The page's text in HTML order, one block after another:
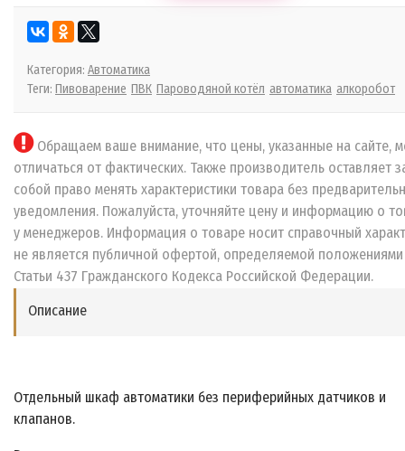
Категория: Автоматика
Теги: Пивоварение ПВК Пароводяной котёл автоматика алкоробот
Обращаем ваше внимание, что цены, указанные на сайте,
отличаться от фактических. Также производитель оставляет
собой право менять характеристики товара без
уведомления. Пожалуйста, уточняйте цену и информацию о
у менеджеров. Информация о товаре носит справочный
не является публичной офертой, определяемой положениями
Статьи 437 Гражданского Кодекса Российской Федерации.
Описание
Отдельный шкаф автоматики без периферийных датчиков и
клапанов.